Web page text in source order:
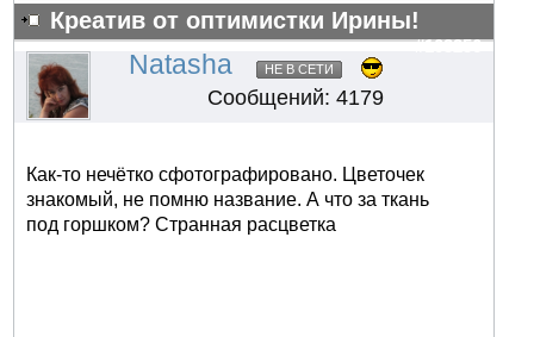
Креатив от оптимистки Ирины!
#103256
Natasha НЕ В СЕТИ
Сообщений: 4179
Как-то нечётко сфотографировано. Цветочек
знакомый, не помню название. А что за ткань
под горшком? Странная расцветка